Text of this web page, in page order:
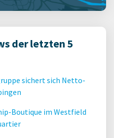
der letzten 5
sichert sich Netto-
Boutique im Westfield